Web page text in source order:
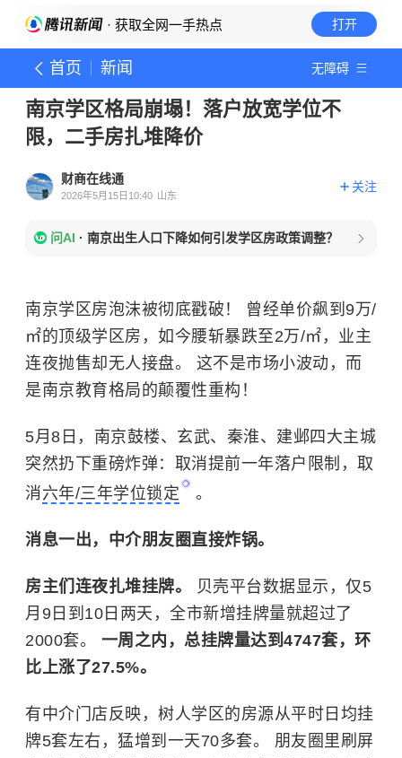
· 获取全网一手热点 打开
首页 新闻 无障碍
南京学区格局崩塌！落户放宽学位不
限，二手房扎堆降价
财商在线通
2026年5月15日10:40 山东
关注
问AI · 南京出生人口下降如何引发学区房政策调整？
南京学区房泡沫被彻底戳破！ 曾经单价飙到9万/
㎡的顶级学区房，如今腰斩暴跌至2万/㎡，业主
连夜抛售却无人接盘。 这不是市场小波动，而
是南京教育格局的颠覆性重构！
5月8日，南京鼓楼、玄武、秦淮、建邺四大主城
突然扔下重磅炸弹：取消提前一年落户限制，取
消 六年/三年学位锁定 。
消息一出，中介朋友圈直接炸锅。
房主们连夜扎堆挂牌。
贝壳平台数据显示，仅5
月9日到10日两天，全市新增挂牌量就超过了
2000套。 一周之内，总挂牌量达到4747套，环
比上涨了27.5%。
有中介门店反映，树人学区的房源从平时日均挂
牌5套左右，猛增到一天70多套。 朋友圈里刷屏